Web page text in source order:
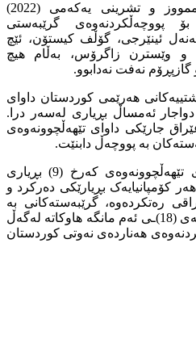
پاشان دادگەی کەرخ لە تەممووز و تشرینی یەکەمی (2022)
پووچەڵکردنەوەی گرێبەستی
ئینێرجی، گۆڵف کیستۆن، ئێچ
و وێسترن زاگرۆس، بەڵام هیچ
گازپڕۆم نەفت نەدابوو.
هەرێمی کوردستان داوای
ئەمساڵ بڕیاری لەسەر درا.
جارێکی داوای تێهەڵچوونەوەی
بە پووچەڵ دابنێت.
لە (18)ـی ئەم مانگە، دادگەی تێهەڵچوونەوەی کەرخ (9) بڕیاری
کۆمپانیایەک بڕیارێکی دەرکرد و
رەتکردەوە، گرێبەستەکانی بە
پووچەڵ هەژمارنەکرد. بڕیارەکەی (18)ـی ئەم مانگە هاوکاتە لەگەڵ
هەناردەی نەوتی کوردستان